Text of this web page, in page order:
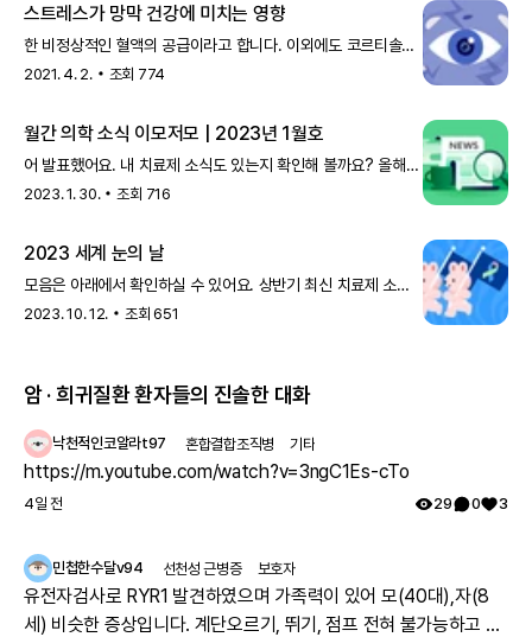
스트레스가 망막 건강에 미치는 영향
한 비정상적인 혈액의 공급이라고 합니다. 이외에도 코르티솔은
녹내장, 시신경병증, 당뇨망막병증, 나이 관련 황반변성 등 여러
2021. 4. 2. 조회 774
월간 의학 소식 이모저모 | 2023년 1월호
어 발표했어요. 내 치료제 소식도 있는지 확인해 볼까요? 올해의
신약 후보를 확인해 보세요 2월에는 노인성 황반변성 치료제,
2023. 1. 30. 조회 716
2023 세계 눈의 날
모음은 아래에서 확인하실 수 있어요. 상반기 최신 치료제 소식
모음 망막색소변성증 상반기 최신 소식 모음 >황반변성 상반기
2023. 10. 12. 조회651
암 · 희귀질환 환자들의 진솔한 대화
낙천적인코알라t97 혼합결합조직병 기타
https://m.youtube.com/watch?v=3ngC1Es-cTo
4일 전 29 0 3
민첩한수달v94 선천성 근병증 보호자
유전자검사로 RYR1 발견하였으며 가족력이 있어 모(40대),자(8
세) 비슷한 증상입니다. 계단오르기, 뛰기, 점프 전혀 불가능하고 전